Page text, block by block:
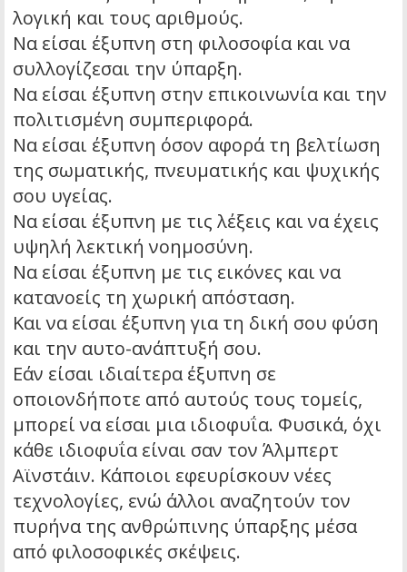
λογική και τους αριθμούς.
Να είσαι έξυπνη στη φιλοσοφία και να
συλλογίζεσαι την ύπαρξη.
Να είσαι έξυπνη στην επικοινωνία και την
πολιτισμένη συμπεριφορά.
Να είσαι έξυπνη όσον αφορά τη βελτίωση
της σωματικής, πνευματικής και ψυχικής
σου υγείας.
Να είσαι έξυπνη με τις λέξεις και να έχεις
υψηλή λεκτική νοημοσύνη.
Να είσαι έξυπνη με τις εικόνες και να
κατανοείς τη χωρική απόσταση.
Και να είσαι έξυπνη για τη δική σου φύση
και την αυτο-ανάπτυξή σου.
Εάν είσαι ιδιαίτερα έξυπνη σε
οποιονδήποτε από αυτούς τους τομείς,
μπορεί να είσαι μια ιδιοφυΐα. Φυσικά, όχι
κάθε ιδιοφυΐα είναι σαν τον Άλμπερτ
Αϊνστάιν. Κάποιοι εφευρίσκουν νέες
τεχνολογίες, ενώ άλλοι αναζητούν τον
πυρήνα της ανθρώπινης ύπαρξης μέσα
από φιλοσοφικές σκέψεις.